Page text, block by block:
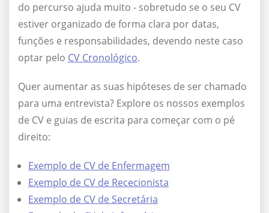
do percurso ajuda muito - sobretudo se o seu CV
estiver organizado de forma clara por datas,
funções e responsabilidades, devendo neste caso
optar pelo CV Cronológico.
Quer aumentar as suas hipóteses de ser chamado
para uma entrevista? Explore os nossos exemplos
de CV e guias de escrita para começar com o pé
direito:
Exemplo de CV de Enfermagem
Exemplo de CV de Rececionista
Exemplo de CV de Secretária